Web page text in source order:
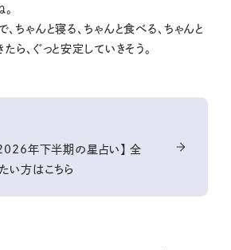
ちゃんと寝る、ちゃんと食べる、ちゃんと
ら、ぐっと安定していきそう。
年下半期の星占い】 全
い方はこちら